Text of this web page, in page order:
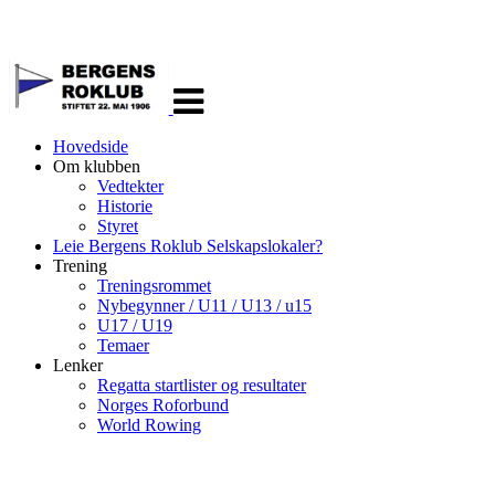
navigasjon
Hovedside
Om klubben
Vedtekter
Historie
Styret
Leie Bergens Roklub Selskapslokaler?
Trening
Treningsrommet
Nybegynner / U11 / U13 / u15
U17 / U19
Temaer
Lenker
Regatta startlister og resultater
Norges Roforbund
World Rowing